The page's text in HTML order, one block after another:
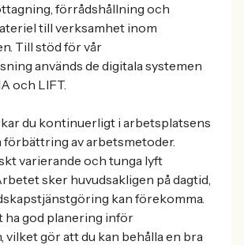
förrådshållning och
till verksamhet inom
Till stöd för vår
används de digitala systemen
och LIFT.
du kontinuerligt i arbetsplatsens
av arbetsmetoder.
varierande och tunga lyft
sker huvudsakligen på dagtid,
kan förekomma.
ha god planering inför
gör att du kan behålla en bra